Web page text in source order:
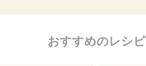
おすすめのレシピ